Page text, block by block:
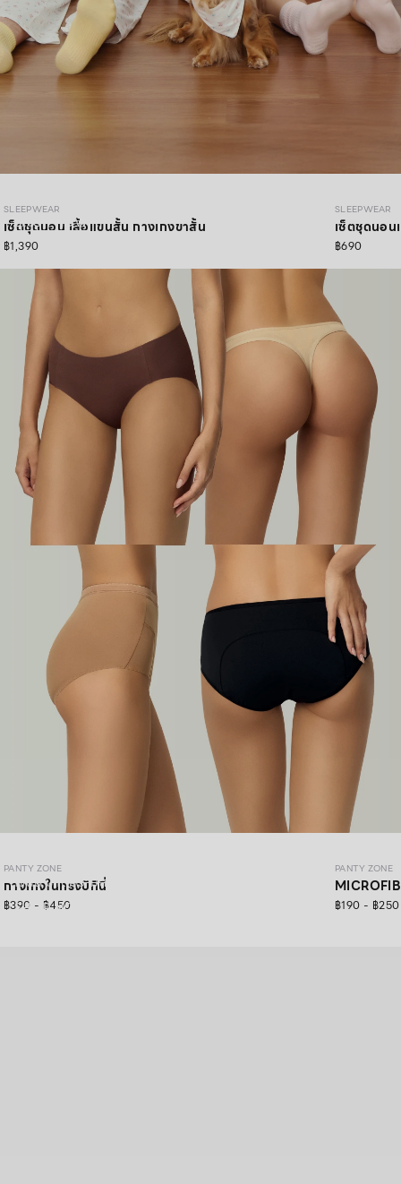
SHOP NOW
SLEEPWEAR
เซ็ตชุดนอน เสื้อแขนสั้น กางเกงขาสั้น
฿1,390
SLEEPWEAR
เซ็ตชุดนอน
฿690
โซนนี้ มีแต่ความสบาย
SHOP NOW
PANTY ZONE
กางเกงในทรงบิกินี่
฿390 - ฿450
PANTY ZONE
฿190 - ฿250